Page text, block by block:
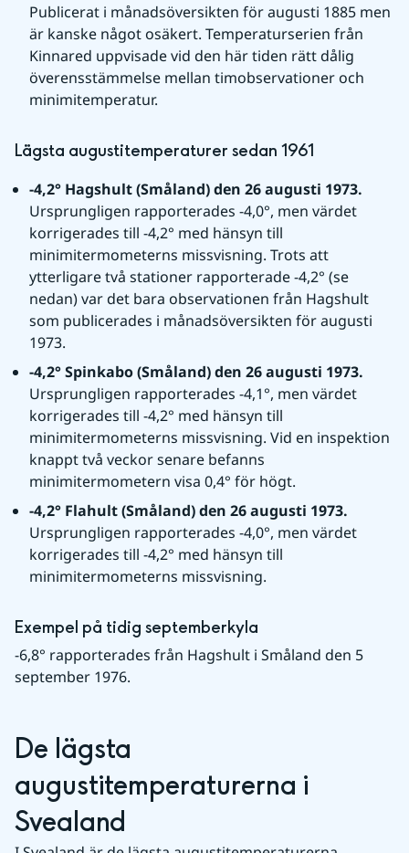
Publicerat i månadsöversikten för augusti 1885 men
är kanske något osäkert. Temperaturserien från
Kinnared uppvisade vid den här tiden rätt dålig
överensstämmelse mellan timobservationer och
minimitemperatur.
Lägsta augustitemperaturer sedan 1961
Ursprungligen rapporterades -4,0°, men värdet
korrigerades till -4,2° med hänsyn till
minimitermometerns missvisning. Trots att
ytterligare två stationer rapporterade -4,2° (se
nedan) var det bara observationen från Hagshult
som publicerades i månadsöversikten för augusti
1973.
Ursprungligen rapporterades -4,1°, men värdet
korrigerades till -4,2° med hänsyn till
minimitermometerns missvisning. Vid en inspektion
knappt två veckor senare befanns
minimitermometern visa 0,4° för högt.
Ursprungligen rapporterades -4,0°, men värdet
korrigerades till -4,2° med hänsyn till
minimitermometerns missvisning.
Exempel på tidig septemberkyla
-6,8° rapporterades från Hagshult i Småland den 5
september 1976.
De lägsta
augustitemperaturerna i
Svealand